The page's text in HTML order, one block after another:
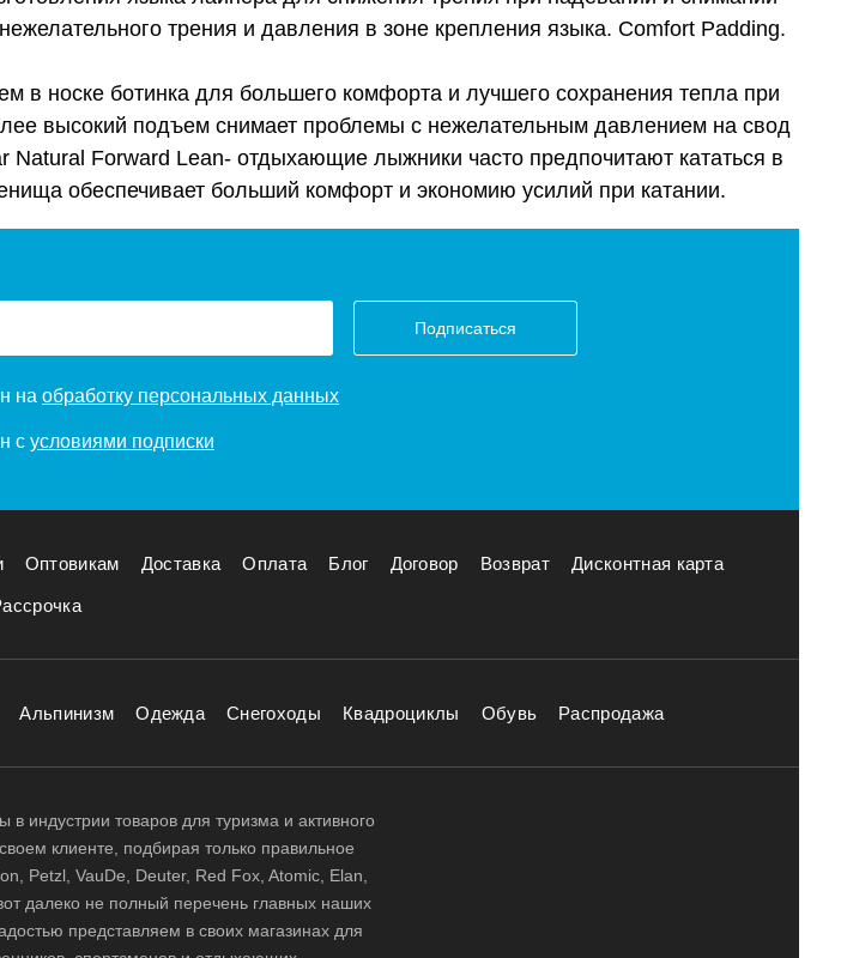
трения и давления в зоне крепления языка. Comfort Padding.
в носке ботинка для большего комфорта и лучшего сохранения тепла при
высокий подъем снимает проблемы с нежелательным давлением на свод
Natural Forward Lean- отдыхающие лыжники часто предпочитают кататься в
обеспечивает больший комфорт и экономию усилий при катании.
Подписаться
на обработку персональных данных
с условиями подписки
Оптовикам Доставка Оплата Блог Договор Возврат Дисконтная карта
Альпинизм Одежда Снегоходы Квадроциклы Обувь Распродажа
индустрии товаров для туризма и активного
клиенте, подбирая только правильное
Petzl, VauDe, Deuter, Red Fox, Atomic, Elan,
далеко не полный перечень главных наших
представляем в своих магазинах для